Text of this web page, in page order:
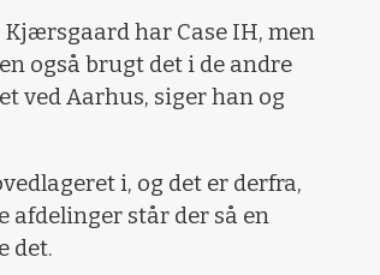
Kjærsgaard har Case IH, men
også brugt det i de andre
ved Aarhus, siger han og
i, og det er derfra,
afdelinger står der så en
det.